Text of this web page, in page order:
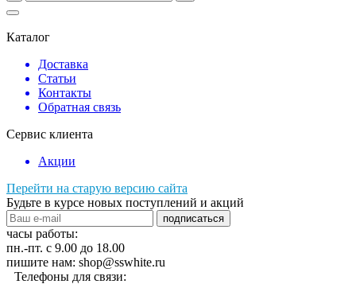
Каталог
Доставка
Статьи
Контакты
Обратная связь
Сервис клиента
Акции
Перейти на старую версию сайта
Будьте в курсе новых поступлений и акций
подписаться
часы работы:
пн.-пт. с 9.00 до 18.00
пишите нам: shop@sswhite.ru
Телефоны для связи: